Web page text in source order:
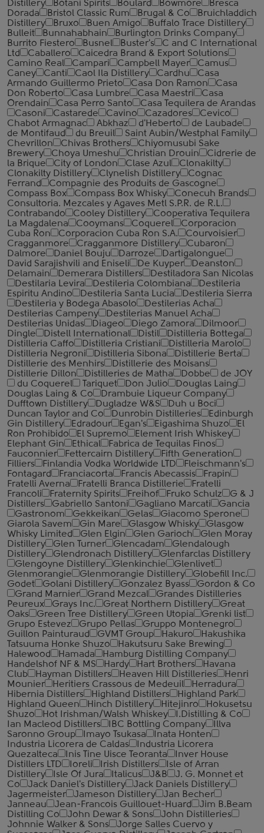
Distillery Botani Spirits Boulard Bowmore
Bresca
Dorada
Bristol Classic Rum Brugal & Co
Bruichladdich
Distillery
Bruxo Buen Amigo
Buffalo Trace Distillery
Bulleit
Bunnahabhain
Burlington Drinks Company
Burrito Fiestero
Busnel Buster's
C and C International
Ltd
Caballero
Caicedra Brand & Export Solutions
Camino Real
Campari Campbell Mayer
Camus
Caney
Canti Caol Ila Distillery Cardhu
Casa
Armando Guillermo Prieto
Casa Don Ramon
Casa
Don Roberto
Casa Lumbre Casa Maestri
Casa
Orendain
Casa Perro Santo
Casa Tequilera de Arandas
Casoni
Castarede Cavino Cazadores
Cevico
Chabot Armagnac
Abkhaz d'Heberto
de Laubade
de Montifaud
du Breuil
Saint Aubin/Westphal Family
Chevrillon
Chivas Brothers
Chiyomusubi Sake
Brewery
Choya Umeshu Christian Drouin
Cidrerie de
la Brique
City of London Clase Azul
Clonakilty
Clonakilty Distillery
Clynelish Distillery
Cognac
Ferrand
Compagnie des Produits de Gascogne
Compass Box
Compass Box Whisky
Conecuh Brands
Consultoria. Mezcales y Agaves Metl S.P.R. de R.L.
Contrabando
Cooley Distillery
Cooperativa Tequilera
La Magdalena
Cooymans Coquerel
Corporacion
Cuba Ron
Corporacion Cuba Ron S.A.
Courvoisier
Cragganmore
Cragganmore Distillery
Cubaron
Dalmore
Daniel Bouju Darroze
Dartigalongue
David Sarajishvili and Eniseli
De Kuyper
Deanston
Delamain
Demerara Distillers
Destiladora San Nicolas
Destilaria Levira
Destileria Colombiana
Destileria
Espiritu Andino
Destileria Santa Lucia
Destileria Sierra
Destileria y Bodega Abasolo
Destilerias Acha
Destilerias Campeny
Destilerias Manuel Acha
Destilerias Unidas
Diageo Diego Zamora
Dilmoor
Dingle
Distell International Distil
Distilleria Bottega
Distilleria Caffo
Distilleria Cristiani
Distilleria Marolo
Distilleria Negroni
Distilleria Sibona
Distillerie Berta
Distillerie des Menhirs
Distillerie des Moisans
Distillerie Dillon
Distilleries de Matha Dobbe
de JOY
du Coquerel
Tariquet Don Julio
Douglas Laing
Douglas Laing & Co
Drambuie Liqueur Company
Dufftown Distillery
Dugladze W&S
Duh u Boci
Duncan Taylor and Co
Dunrobin Distilleries
Edinburgh
Gin Distillery
Edradour Egan's Eigashima Shuzo
El
Ron Prohibido
El Supremo
Element Irish Whiskey
Elephant Gin
Ethical
Fabrica de Tequilas Finos
Fauconnier
Fettercairn Distillery
Fifth Generation
Filliers
Finlandia Vodka Worldwide LTD
Fleischmann's
Fontagard
Franciacorta Francis Abecassis
Frapin
Fratelli Averna
Fratelli Branca Distillerie
Fratelli
‎Francoli
Fraternity Spirits Freihof Fruko Schulz
G & J
Distillers
Gabriello Santoni Gagliano Marcati
Gancia
Gastronom
Gekkeikan Gelas
Giacomo Sperone
Giarola Savem
Gin Mare Glasgow Whisky
Glasgow
Whisky Limited
Glen Elgin Glen Garioch
Glen Moray
Distillery
Glen Turner Glencadam
Glendalough
Distillery
Glendronach Distillery
Glenfarclas Distillery
Glengoyne Distillery
Glenkinchie
Glenlivet
Glenmorangie
Glenmorangie Distillery
Globefill Inc.
Godet
Golani Distillery Gonzalez Byass
Gordon & Co
Grand Marnier
Grand Mezcal
Grandes Distilleries
Peureux
Grays Inc. Great Northern Distillery
Great
Oaks
Green Tree Distillery Green Utopia
Grenki list
Grupo Estevez
Grupo Pellas
Gruppo Montenegro
Guillon Painturaud
GVMT Group Hakuro
Hakushika
Tatsuuma Honke Shuzo
Hakutsuru Sake Brewing
Halewood
Hamada
Hamburg Distilling Company
Handelshof NF & MS
Hardy Hart Brothers
Havana
Club
Hayman Distillers Heaven Hill Distilleries
Henri
Mounier
Heritiers Crassous de Medeuil
Herradura
Hibernia Distillers
Highland Distillers
Highland Park
Highland Queen
Hinch Distillery Hitejinro
Hokusetsu
Shuzo
Hot Irishman/Walsh Whiskey
I.Distilling & Co
Ian Macleod Distillers
IBC Bottling Company
Illva
Saronno Group
Imayo Tsukasa
Inata Honten
Industria Licorera de Caldas
Industria Licorera
Quezalteca
Inis Tine Uisce Teoranta
Inver House
Distillers LTD
Ioreli Irish Distillers
Isle of Arran
Distillery
Isle Of Jura Italicus J&B
J. G. Monnet et
Co
Jack Daniel's Distillery
Jack Daniels Distillery
Jagermeister
Jameson Distillery
Jan Becher
Janneau
Jean-Francois Guillouet-Huard
Jim B.Beam
Distilling Co
John Dewar & Sons
John Distilleries
Johnnie Walker & Sons
Jorge Salles Cuervo y